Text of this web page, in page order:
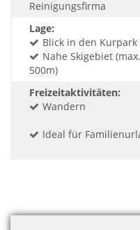
Reinigungsfirma
Lage:
Blick in den Kurpark
Nahe Skigebiet (max.
500m)
Freizeitaktivitäten:
Wandern
Ideal für